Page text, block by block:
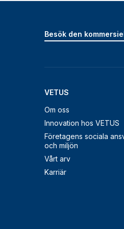
VETUS
Om oss
Innovation hos VETUS
Företagens sociala
och miljön
Vårt arv
Karriär
Besök den